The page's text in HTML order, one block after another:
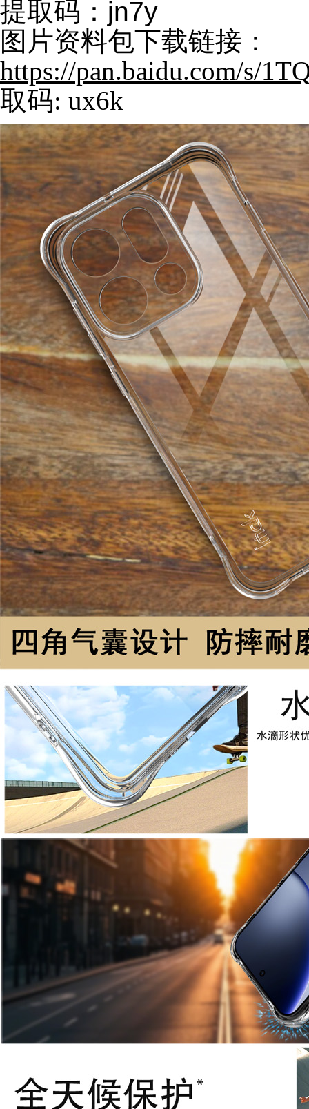
提取码：jn7y
图片资料包下载链接：
https://pan.baidu.com/s/
取码: ux6k